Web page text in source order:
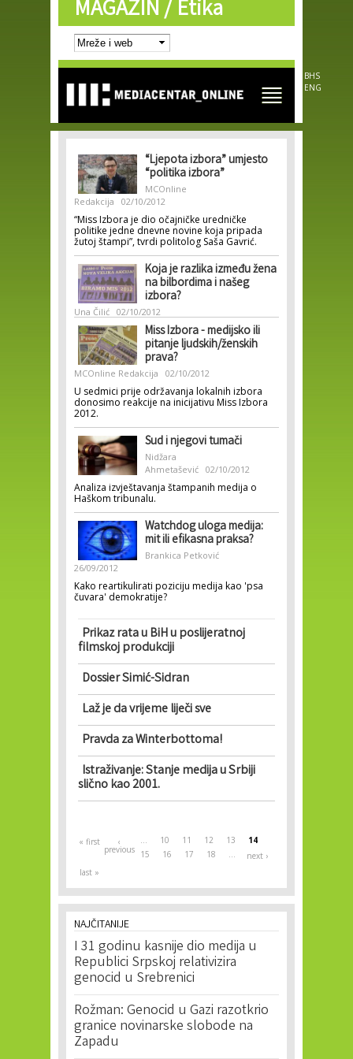
Skip to
main
content
MAGAZIN /Etika
BHS
ENG
“Ljepota izbora” umjesto
“politika izbora”
MCOnline
Redakcija
02/10/2012
“Miss Izbora je dio očajničke uredničke
politike jedne dnevne novine koja pripada
žutoj štampi”, tvrdi politolog Saša Gavrić.
Koja je razlika između žena
na bilbordima i našeg
izbora?
Una Čilić 02/10/2012
Miss Izbora - medijsko ili
pitanje ljudskih/ženskih
prava?
MCOnline Redakcija 02/10/2012
U sedmici prije održavanja lokalnih izbora
donosimo reakcije na inicijativu Miss Izbora
2012.
Sud i njegovi tumači
Nidžara
Ahmetašević 02/10/2012
Analiza izvještavanja štampanih medija o
Haškom tribunalu.
Watchdog uloga medija:
mit ili efikasna praksa?
Brankica Petković
26/09/2012
Kako reartikulirati poziciju medija kao 'psa
čuvara' demokratije?
Prikaz rata u BiH u poslijeratnoj
filmskoj produkciji
Dossier Simić-Sidran
Laž je da vrijeme liječi sve
Pravda za Winterbottoma!
Istraživanje: Stanje medija u Srbiji
slično kao 2001.
Pages
« first ‹
previous
… 10 11 12 13
14
15
16 17 18 …
next ›
last »
NAJČITANIJE
I 31 godinu kasnije dio medija u
Republici Srpskoj relativizira
genocid u Srebrenici
Rožman: Genocid u Gazi razotkrio
granice novinarske slobode na
Zapadu